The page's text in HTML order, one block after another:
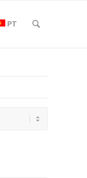
PT